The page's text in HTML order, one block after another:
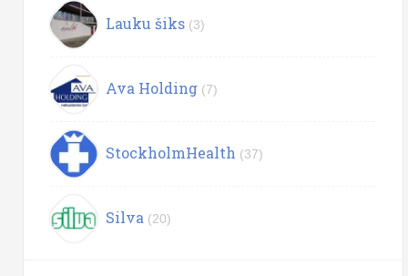
Lauku šiks (3)
Ava Holding (7)
StockholmHealth (37)
Silva (20)